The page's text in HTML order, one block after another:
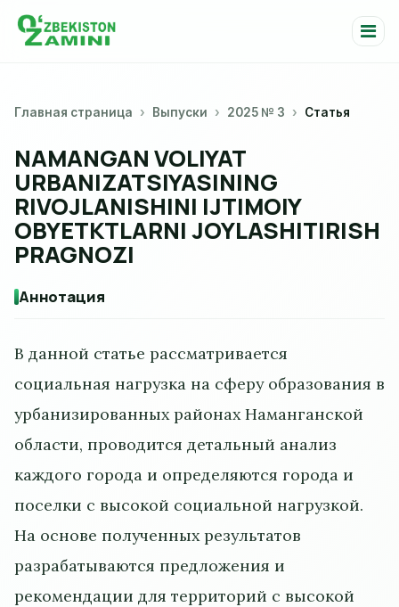
Главная страница Выпуски 2025 № 3 Статья
NAMANGAN VOLIYAT
URBANIZATSIYASINING
RIVOJLANISHINI IJTIMOIY
OBYETKTLARNI JOYLASHITIRISH
PRAGNOZI
Аннотация
В данной статье рассматривается
социальная нагрузка на сферу образования в
урбанизированных районах Наманганской
области, проводится детальный анализ
каждого города и определяются города и
поселки с высокой социальной нагрузкой.
На основе полученных результатов
разрабатываются предложения и
рекомендации для территорий с высокой